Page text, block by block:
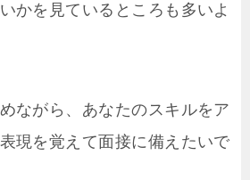
かを見ているところも多いよ
ながら、あなたのスキルをア
現を覚えて面接に備えたいで